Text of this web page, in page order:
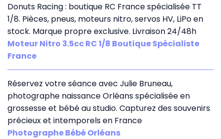
Donuts Racing : boutique RC France spécialisée TT
1/8. Pièces, pneus, moteurs nitro, servos HV, LiPo en
stock. Marque propre exclusive. Livraison 24/48h
Moteur Nitro 3.5cc RC 1/8 Boutique Spécialiste
France
Réservez votre séance avec Julie Bruneau,
photographe naissance Orléans spécialisée en
grossesse et bébé au studio. Capturez des souvenirs
précieux et intemporels en France
Photographe Bébé Orléans